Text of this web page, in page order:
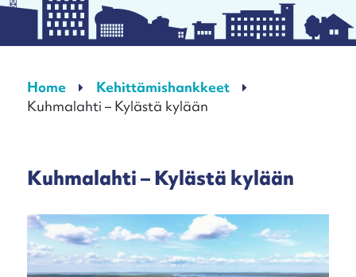
Home
Kehittämishankkeet
Kuhmalahti – Kylästä kylään
Kuhmalahti – Kylästä kylään